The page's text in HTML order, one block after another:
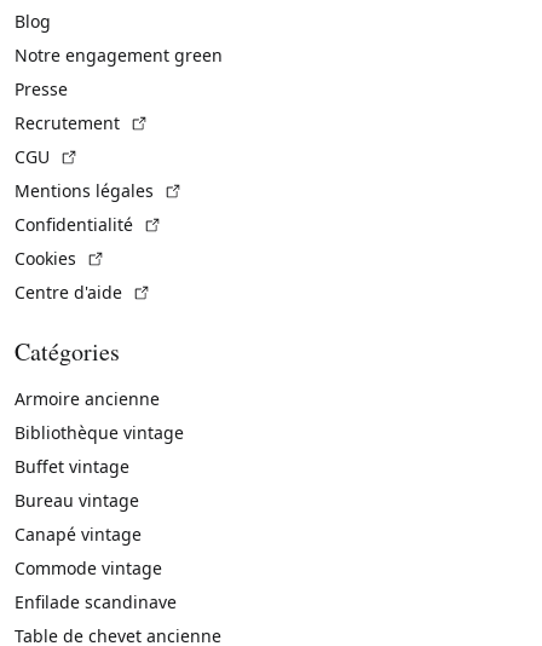
Blog
Notre engagement green
Presse
Recrutement
CGU
Mentions légales
Confidentialité
Cookies
Centre d'aide
Catégories
Armoire ancienne
Bibliothèque vintage
Buffet vintage
Bureau vintage
Canapé vintage
Commode vintage
Enfilade scandinave
Table de chevet ancienne